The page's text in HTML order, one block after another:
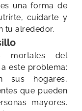
una forma de
cuidarte y
tu alrededor.
mortales del
este problema:
sus hogares,
que pueden
mayores.